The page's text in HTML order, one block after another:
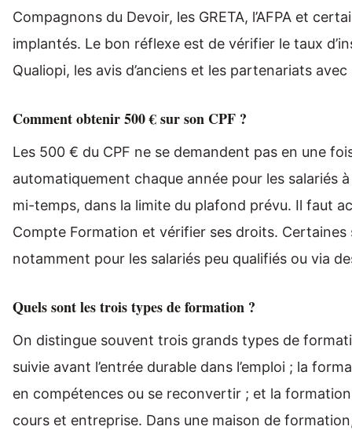
Compagnons du Devoir, les GRETA, l’AFPA et
implantés. Le bon réflexe est de vérifier le taux
Qualiopi, les avis d’anciens et les partenariats
Comment obtenir 500 € sur son CPF ?
Les 500 € du CPF ne se demandent pas en une
automatiquement chaque année pour les salariés
mi-temps, dans la limite du plafond prévu. Il faut
Compte Formation et vérifier ses droits.
notamment pour les salariés peu qualifiés ou via
Quels sont les trois types de formation ?
On distingue souvent trois grands types de
suivie avant l’entrée durable dans l’emploi ; la
en compétences ou se reconvertir ; et la
cours et entreprise. Dans une maison de